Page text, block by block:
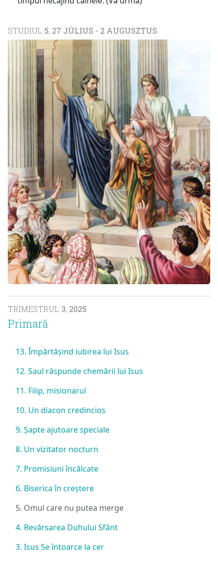
STUDIUL 5, 27 JÚLIUS - 2 AUGUSZTUS
TRIMESTRUL 3, 2025
Primară
13. Împărtășind iubirea lui Isus
12. Saul răspunde chemării lui Isus
11. Filip, misionarul
10. Un diacon credincios
9. Șapte ajutoare speciale
8. Un vizitator nocturn
7. Promisiuni încălcate
6. Biserica în creștere
5. Omul care nu putea merge
4. Revărsarea Duhului Sfânt
3. Isus Se întoarce la cer